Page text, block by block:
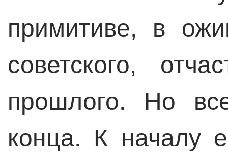
примитиве, в
советского,
прошлого. Но
конца. К началу